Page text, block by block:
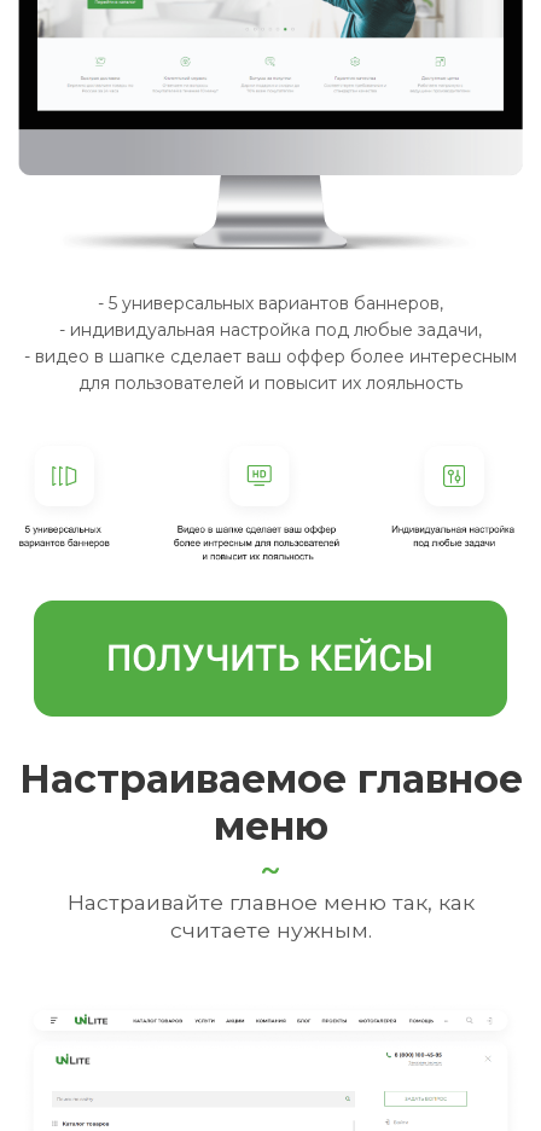
- 5 универсальных вариантов баннеров,
- индивидуальная настройка под любые задачи,
- видео в шапке сделает ваш оффер более интересным
для пользователей и повысит их лояльность
Настраиваемое главное
меню
Настраивайте главное меню так, как
считаете нужным.